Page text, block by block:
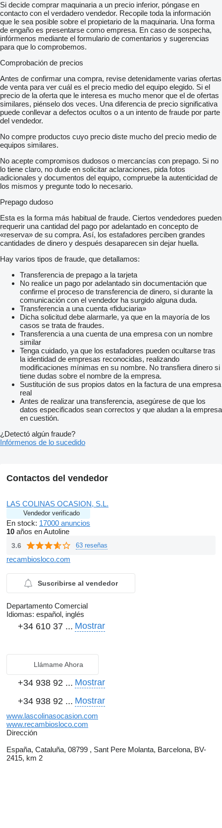
Si decide comprar maquinaria a un precio inferior, póngase en
contacto con el verdadero vendedor. Recopile toda la información
que le sea posible sobre el propietario de la maquinaria. Una forma
de engaño es presentarse como empresa. En caso de sospecha,
infórmenos mediante el formulario de comentarios y sugerencias
para que lo comprobemos.
Comprobación de precios
Antes de confirmar una compra, revise detenidamente varias ofertas
de venta para ver cuál es el precio medio del equipo elegido. Si el
precio de la oferta que le interesa es mucho menor que el de ofertas
similares, piénselo dos veces. Una diferencia de precio significativa
puede conllevar a defectos ocultos o a un intento de fraude por parte
del vendedor.
No compre productos cuyo precio diste mucho del precio medio de
equipos similares.
No acepte compromisos dudosos o mercancías con prepago. Si no
lo tiene claro, no dude en solicitar aclaraciones, pida fotos
adicionales y documentos del equipo, compruebe la autenticidad de
los mismos y pregunte todo lo necesario.
Prepago dudoso
Esta es la forma más habitual de fraude. Ciertos vendedores pueden
requerir una cantidad del pago por adelantado en concepto de
«reserva» de su compra. Así, los estafadores perciben grandes
cantidades de dinero y después desaparecen sin dejar huella.
Hay varios tipos de fraude, que detallamos:
Transferencia de prepago a la tarjeta
No realice un pago por adelantado sin documentación que
confirme el proceso de transferencia de dinero, si durante la
comunicación con el vendedor ha surgido alguna duda.
Transferencia a una cuenta «fiduciaria»
Dicha solicitud debe alarmarle, ya que en la mayoría de los
casos se trata de fraudes.
Transferencia a una cuenta de una empresa con un nombre
similar
Tenga cuidado, ya que los estafadores pueden ocultarse tras
la identidad de empresas reconocidas, realizando
modificaciones mínimas en su nombre. No transfiera dinero si
tiene dudas sobre el nombre de la empresa.
Sustitución de sus propios datos en la factura de una empresa
real
Antes de realizar una transferencia, asegúrese de que los
datos especificados sean correctos y que aludan a la empresa
en cuestión.
¿Detectó algún fraude?
Infórmenos de lo sucedido
Contactos del vendedor
LAS COLINAS OCASION, S.L.
Vendedor verificado
En stock: 17000 anuncios
10 años en Autoline
3.6 63 reseñas
recambiosloco.com
Suscribirse al vendedor
Departamento Comercial
Idiomas: español, inglés
+34 610 37 ... Mostrar
Llámame Ahora
+34 938 92 ... Mostrar
+34 938 92 ... Mostrar
www.lascolinasocasion.com
www.recambiosloco.com
Dirección
España, Cataluña, 08799 , Sant Pere Molanta, Barcelona, BV-
2415, km 2